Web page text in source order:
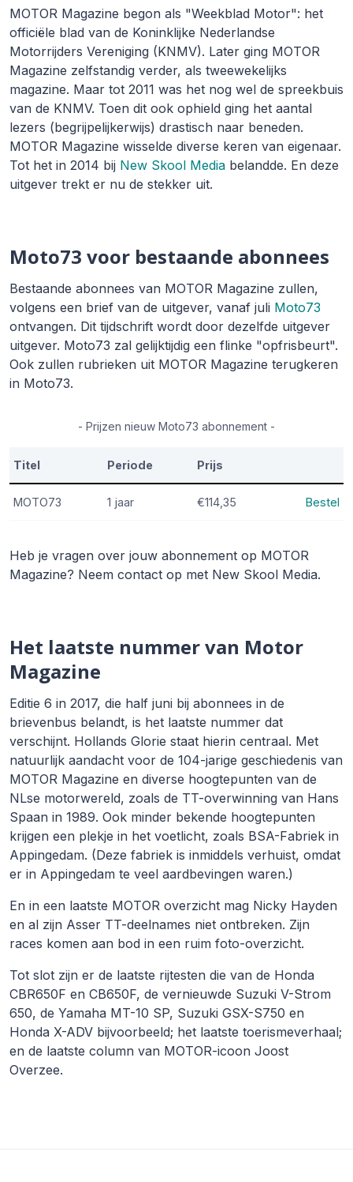
MOTOR Magazine begon als "Weekblad Motor": het
officiële blad van de Koninklijke Nederlandse
Motorrijders Vereniging (KNMV). Later ging MOTOR
Magazine zelfstandig verder, als tweewekelijks
magazine. Maar tot 2011 was het nog wel de spreekbuis
van de KNMV. Toen dit ook ophield ging het aantal
lezers (begrijpelijkerwijs) drastisch naar beneden.
MOTOR Magazine wisselde diverse keren van eigenaar.
Tot het in 2014 bij New Skool Media belandde. En deze
uitgever trekt er nu de stekker uit.
Moto73 voor bestaande abonnees
Bestaande abonnees van MOTOR Magazine zullen,
volgens een brief van de uitgever, vanaf juli Moto73
ontvangen. Dit tijdschrift wordt door dezelfde uitgever
uitgever. Moto73 zal gelijktijdig een flinke "opfrisbeurt".
Ook zullen rubrieken uit MOTOR Magazine terugkeren
in Moto73.
- Prijzen nieuw Moto73 abonnement -
Titel Periode Prijs
MOTO73 1 jaar €114,35 Bestel
Heb je vragen over jouw abonnement op MOTOR
Magazine? Neem contact op met New Skool Media.
Het laatste nummer van Motor
Magazine
Editie 6 in 2017, die half juni bij abonnees in de
brievenbus belandt, is het laatste nummer dat
verschijnt. Hollands Glorie staat hierin centraal. Met
natuurlijk aandacht voor de 104-jarige geschiedenis van
MOTOR Magazine en diverse hoogtepunten van de
NLse motorwereld, zoals de TT-overwinning van Hans
Spaan in 1989. Ook minder bekende hoogtepunten
krijgen een plekje in het voetlicht, zoals BSA-Fabriek in
Appingedam. (Deze fabriek is inmiddels verhuist, omdat
er in Appingedam te veel aardbevingen waren.)
En in een laatste MOTOR overzicht mag Nicky Hayden
en al zijn Asser TT-deelnames niet ontbreken. Zijn
races komen aan bod in een ruim foto-overzicht.
Tot slot zijn er de laatste rijtesten die van de Honda
CBR650F en CB650F, de vernieuwde Suzuki V-Strom
650, de Yamaha MT-10 SP, Suzuki GSX-S750 en
Honda X-ADV bijvoorbeeld; het laatste toerismeverhaal;
en de laatste column van MOTOR-icoon Joost
Overzee.